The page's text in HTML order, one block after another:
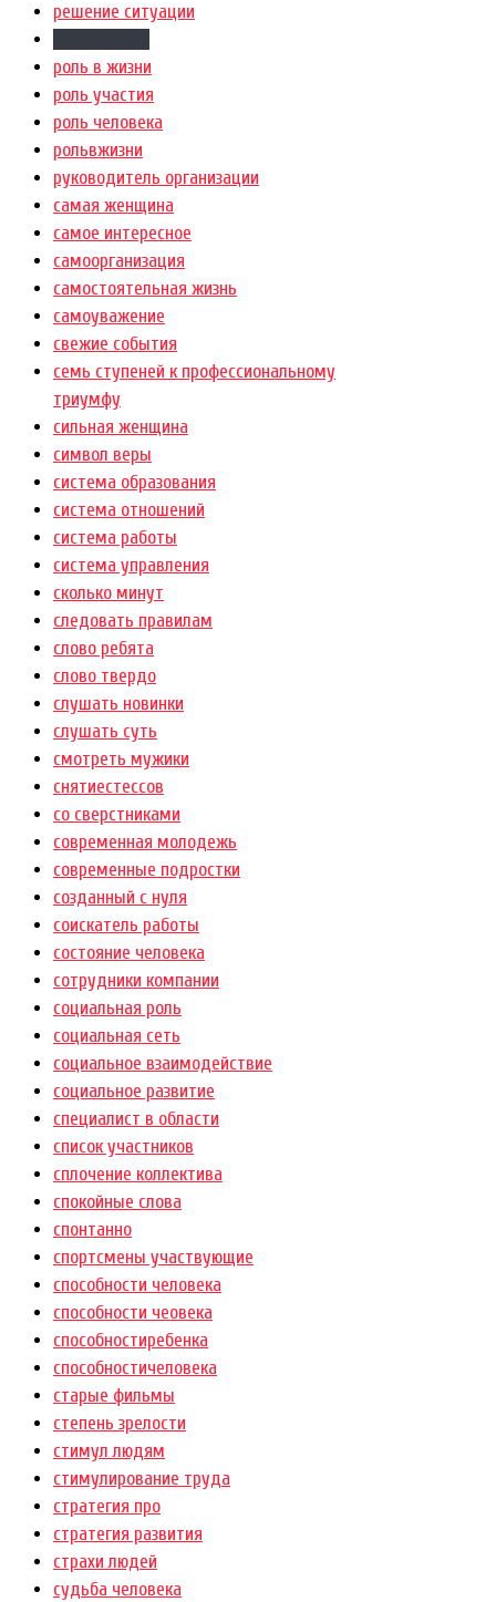
решение ситуации
роль в жизни
роль участия
роль человека
рольвжизни
руководитель организации
самая женщина
самое интересное
самоорганизация
самостоятельная жизнь
самоуважение
свежие события
семь ступеней к профессиональному
триумфу
сильная женщина
символ веры
система образования
система отношений
система работы
система управления
сколько минут
следовать правилам
слово ребята
слово твердо
слушать новинки
слушать суть
смотреть мужики
снятиестессов
со сверстниками
современная молодежь
современные подростки
созданный с нуля
соискатель работы
состояние человека
сотрудники компании
социальная роль
социальная сеть
социальное взаимодействие
социальное развитие
специалист в области
список участников
сплочение коллектива
спокойные слова
спонтанно
спортсмены участвующие
способности человека
способности чеовека
способностиребенка
способностичеловека
старые фильмы
степень зрелости
стимул людям
стимулирование труда
стратегия про
стратегия развития
страхи людей
судьба человека